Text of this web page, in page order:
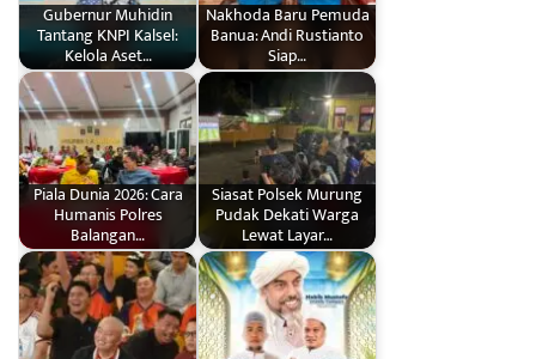
Gubernur Muhidin
Tantang KNPI Kalsel:
Kelola Aset…
Nakhoda Baru Pemuda
Banua: Andi Rustianto
Siap…
Piala Dunia 2026: Cara
Humanis Polres
Balangan…
Siasat Polsek Murung
Pudak Dekati Warga
Lewat Layar…